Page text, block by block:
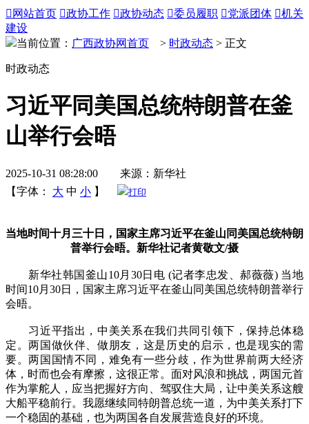
 网站首页 政协工作 政协动态 委员履职 党派团体 机关
建设
当前位置： 广西政协网首页 > 时政动态 > 正文
时政动态
习近平同美国总统特朗普在釜
山举行会晤
2025-10-31 08:28:00 来源：新华社
【字体：
大 中 小 】 打印
当地时间十月三十日，国家主席习近平在釜山同美国总统特朗
普举行会晤。新华社记者黄敬文/摄
新华社韩国釜山10月30日电 (记者李忠发、郝薇薇) 当地
时间10月30日，国家主席习近平在釜山同美国总统特朗普举行
会晤。
习近平指出，中美关系在我们共同引领下，保持总体稳
定。两国做伙伴、做朋友，这是历史的启示，也是现实的需
要。两国国情不同，难免有一些分歧，作为世界前两大经济
体，时而也会有摩擦，这很正常。面对风浪和挑战，两国元首
作为掌舵人，应当把握好方向、驾驭住大局，让中美关系这艘
大船平稳前行。我愿继续同特朗普总统一道，为中美关系打下
一个稳固的基础，也为两国各自发展营造良好的环境。